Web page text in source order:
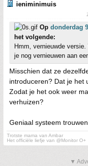
ieniminimuis
Op donderdag
het volgende:
Hmm, vernieuwde
je nog vernieuwen aan
Misschien dat ze
introduceren? Dat je het
Zodat je het ook weer
verhuizen?
Geniaal systeem
Trotste mama van Ambar
Het officiële liefje van @Monitor O+
▼